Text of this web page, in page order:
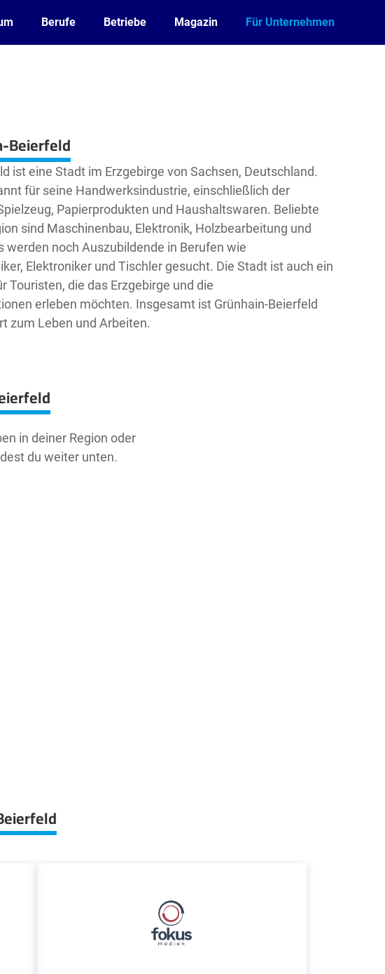
Berufe Betriebe Magazin Für Unternehmen
Beierfeld
ist eine Stadt im Erzgebirge von Sachsen, Deutschland.
für seine Handwerksindustrie, einschließlich der
Papierprodukten und Haushaltswaren. Beliebte
sind Maschinenbau, Elektronik, Holzbearbeitung und
werden noch Auszubildende in Berufen wie
Elektroniker und Tischler gesucht. Die Stadt ist auch ein
Touristen, die das Erzgebirge und die
erleben möchten. Insgesamt ist Grünhain-Beierfeld
zum Leben und Arbeiten.
in deiner Region oder
du weiter unten.